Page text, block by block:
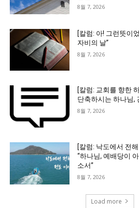
8월 7, 2026
[칼럼: 아! 그런뜻이
자비의 날”
8월 7, 2026
[칼럼: 교회를 향한
단축하시는 하나님,
8월 7, 2026
[칼럼: 낙도에서 전
“하나님, 예배당이
소서”
8월 7, 2026
Load more